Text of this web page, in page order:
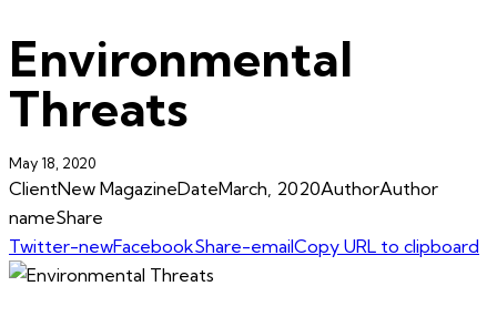
Environmental
Threats
May 18, 2020
ClientNew MagazineDateMarch, 2020AuthorAuthor
nameShare
Twitter-newFacebookShare-emailCopy URL to clipboard